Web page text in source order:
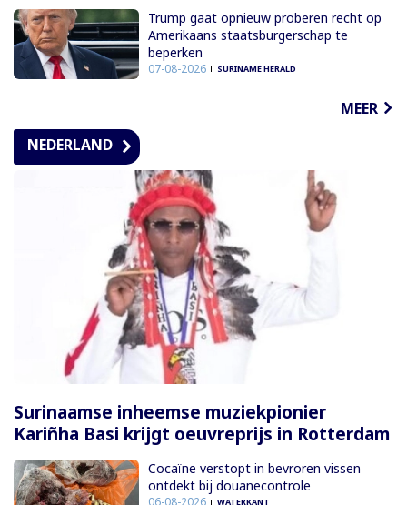
Trump gaat opnieuw proberen recht op
Amerikaans staatsburgerschap te
beperken
07-08-2026 SURINAME HERALD
MEER
NEDERLAND
Surinaamse inheemse muziekpionier
Kariñha Basi krijgt oeuvreprijs in Rotterdam
Cocaïne verstopt in bevroren vissen
ontdekt bij douanecontrole
06-08-2026 WATERKANT